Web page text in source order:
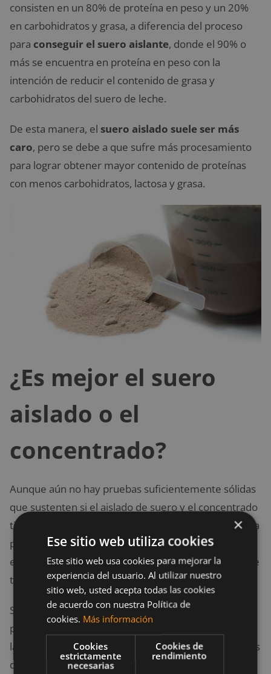
consisten en un 80% de proteína en peso y un 20%
en carbohidratos y grasa, a diferencia del proceso
para conseguir el suero aislante, donde el 90% o
más se encuentra en proteína en peso con la
intención de reducir el contenido de grasa y
carbohidratos del suero de leche.
De esta manera, el suero aislado suele ser más
caro, pero se debe a que sufre más procesamiento
para lograr obtener mayor contenido de proteínas
con menos carbohidratos, lactosa y grasa.
¿Es mejor el suero
aislado o el
concentrado?
Aunque aún no hay pruebas suficientemente sólidas
que sustenten si el aislado de suero y el concentrado
tienen un procesamiento en el cuerpo diferente para
personas activas, si es sabido que ambos, al ser
extraídos de la leche producen efectos similares si se
toma las dosis equivalente.
Se recomiendan ingerir a diario proteínas que
provenga de fuentes de alta calidad, tales como los
lácteos, el huevo y aves de corral; no obstante, si eres
de las personas que se cuidan de comer grasas,
×
Ese sitio web utiliza cookies
Este sitio web usa cookies para mejorar la
experiencia del usuario. Al utilizar nuestro
sitio web, usted acepta todas las cookies
de acuerdo con nuestra Política de
cookies. Más información
Cookies
estrictamente
necesarias
Cookies de
rendimiento